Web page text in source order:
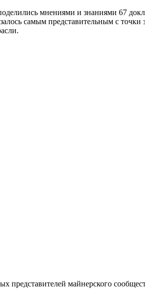
мнениями и знаниями 67
самым представительным с точки
представителей майнерского